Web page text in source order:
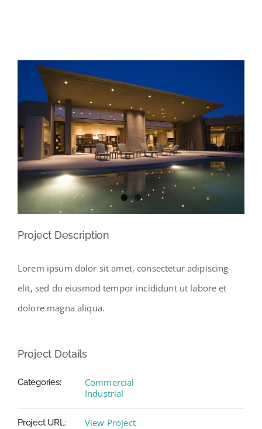
EN
View
Project Description
Lorem ipsum dolor sit amet, consectetur adipiscing
elit, sed do eiusmod tempor incididunt ut labore et
dolore magna aliqua.
Project Details
Categories:
Commercial
Industrial
Project URL: View Project